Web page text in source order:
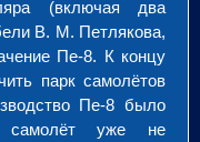
(включая два
В. М. Петлякова,
Пе-8. К концу
парк самолётов
Пе-8 было
самолёт уже не